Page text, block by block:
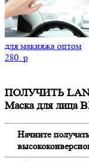
для макияжа оптом
280. p
ПОЛУЧИТЬ
Маска для лица
Начните